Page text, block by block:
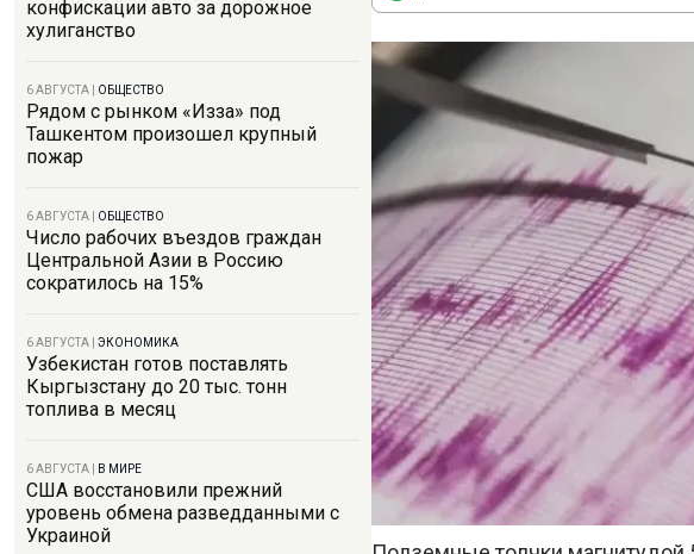
конфискации авто за дорожное
хулиганство
6 АВГУСТА ОБЩЕСТВО
Рядом с рынком «Изза» под
Ташкентом произошел крупный
пожар
6 АВГУСТА ОБЩЕСТВО
Число рабочих въездов граждан
Центральной Азии в Россию
сократилось на 15%
6 АВГУСТА ЭКОНОМИКА
Узбекистан готов поставлять
Кыргызстану до 20 тыс. тонн
топлива в месяц
6 АВГУСТА В МИРЕ
США восстановили прежний
уровень обмена разведданными с
Украиной